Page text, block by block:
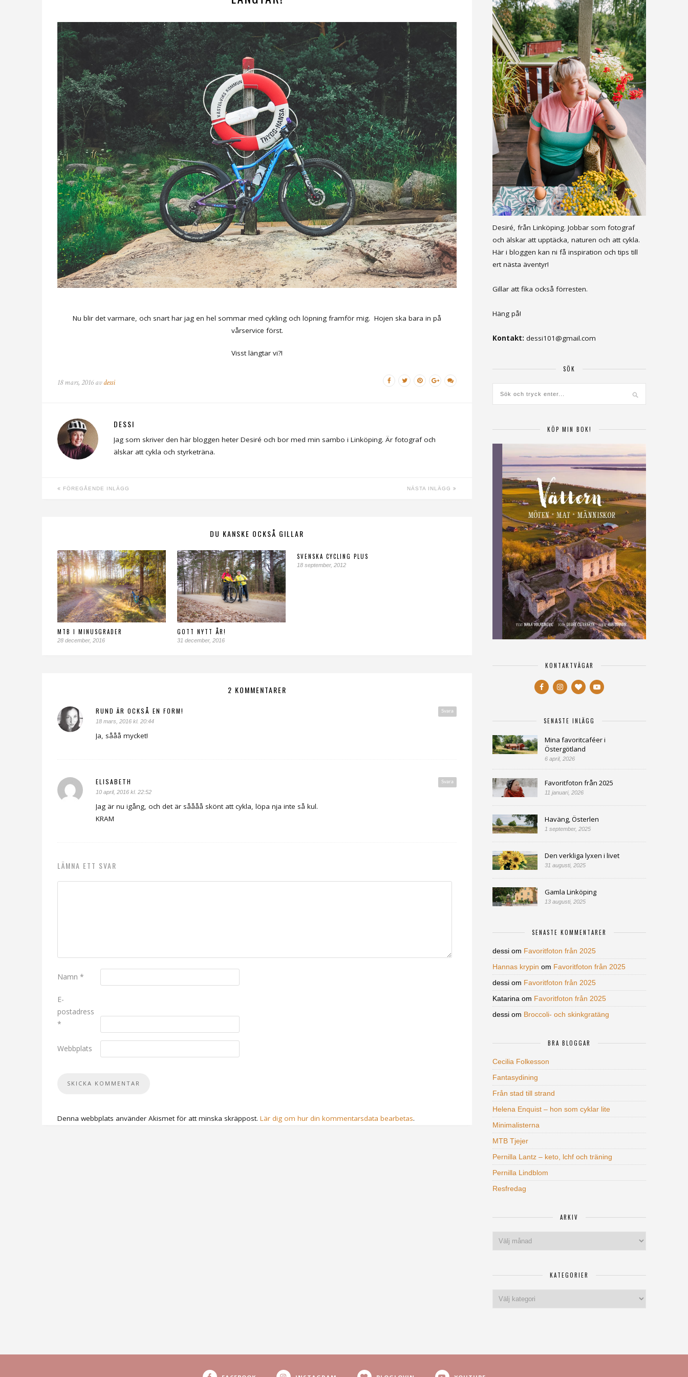
Nu blir det varmare, och snart har jag en hel sommar med cykling och löpning framför mig. Hojen ska bara in på
vårservice först.
Visst längtar vi?!
18 mars, 2016 avdessi
DESSI
Jag som skriver den här bloggen heter Desiré och bor med min sambo i Linköping. Är fotograf och
älskar att cykla och styrketräna.
FÖREGÅENDE INLÄGG NÄSTA INLÄGG
DU KANSKE OCKSÅ GILLAR
MTB I MINUSGRADER
28 december, 2016
GOTT NYTT ÅR!
31 december, 2016
SVENSKA CYCLING PLUS
18 september, 2012
2 KOMMENTARER
Svara
RUND ÄR OCKSÅ EN FORM!
18 mars, 2016 kl. 20:44
Ja, sååå mycket!
Svara
ELISABETH
10 april, 2016 kl. 22:52
Jag är nu igång, och det är såååå skönt att cykla, löpa nja inte så kul.
KRAM
LÄMNA ETT SVAR
Namn *
E-
postadress
*
Webbplats
Denna webbplats använder Akismet för att minska skräppost. Lär dig om hur din kommentarsdata bearbetas.
Desiré, från Linköping. Jobbar som fotograf
och älskar att upptäcka, naturen och att cykla.
Här i bloggen kan ni få inspiration och tips till
ert nästa äventyr!
Gillar att fika också förresten.
Häng på!
Kontakt: dessi101@gmail.com
SÖK
KÖP MIN BOK!
KONTAKTVÄGAR
SENASTE INLÄGG
Mina favoritcaféer i
Östergötland
6 april, 2026
Favoritfoton från 2025
11 januari, 2026
Haväng, Österlen
1 september, 2025
Den verkliga lyxen i livet
31 augusti, 2025
Gamla Linköping
13 augusti, 2025
SENASTE KOMMENTARER
dessi om Favoritfoton från 2025
Hannas krypin om Favoritfoton från 2025
dessi om Favoritfoton från 2025
Katarina om Favoritfoton från 2025
dessi om Broccoli- och skinkgratäng
BRA BLOGGAR
Cecilia Folkesson
Fantasydining
Från stad till strand
Helena Enquist – hon som cyklar lite
Minimalisterna
MTB Tjejer
Pernilla Lantz – keto, lchf och träning
Pernilla Lindblom
Resfredag
ARKIV
KATEGORIER